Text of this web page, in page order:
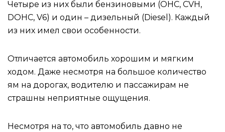
Четыре из них были бензиновыми (OHC, CVH,
DOHC, V6) и один – дизельный (Diesel). Каждый
из них имел свои особенности.
Отличается автомобиль хорошим и мягким
ходом. Даже несмотря на большое количество
ям на дорогах, водителю и пассажирам не
страшны неприятные ощущения.
Несмотря на то, что автомобиль давно не